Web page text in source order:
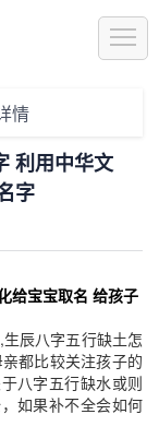
情
利用中华文
字
给宝宝取名 给孩子
辰八字五行缺土怎
都比较关注孩子的
八字五行缺水或则
如果补不全会如何